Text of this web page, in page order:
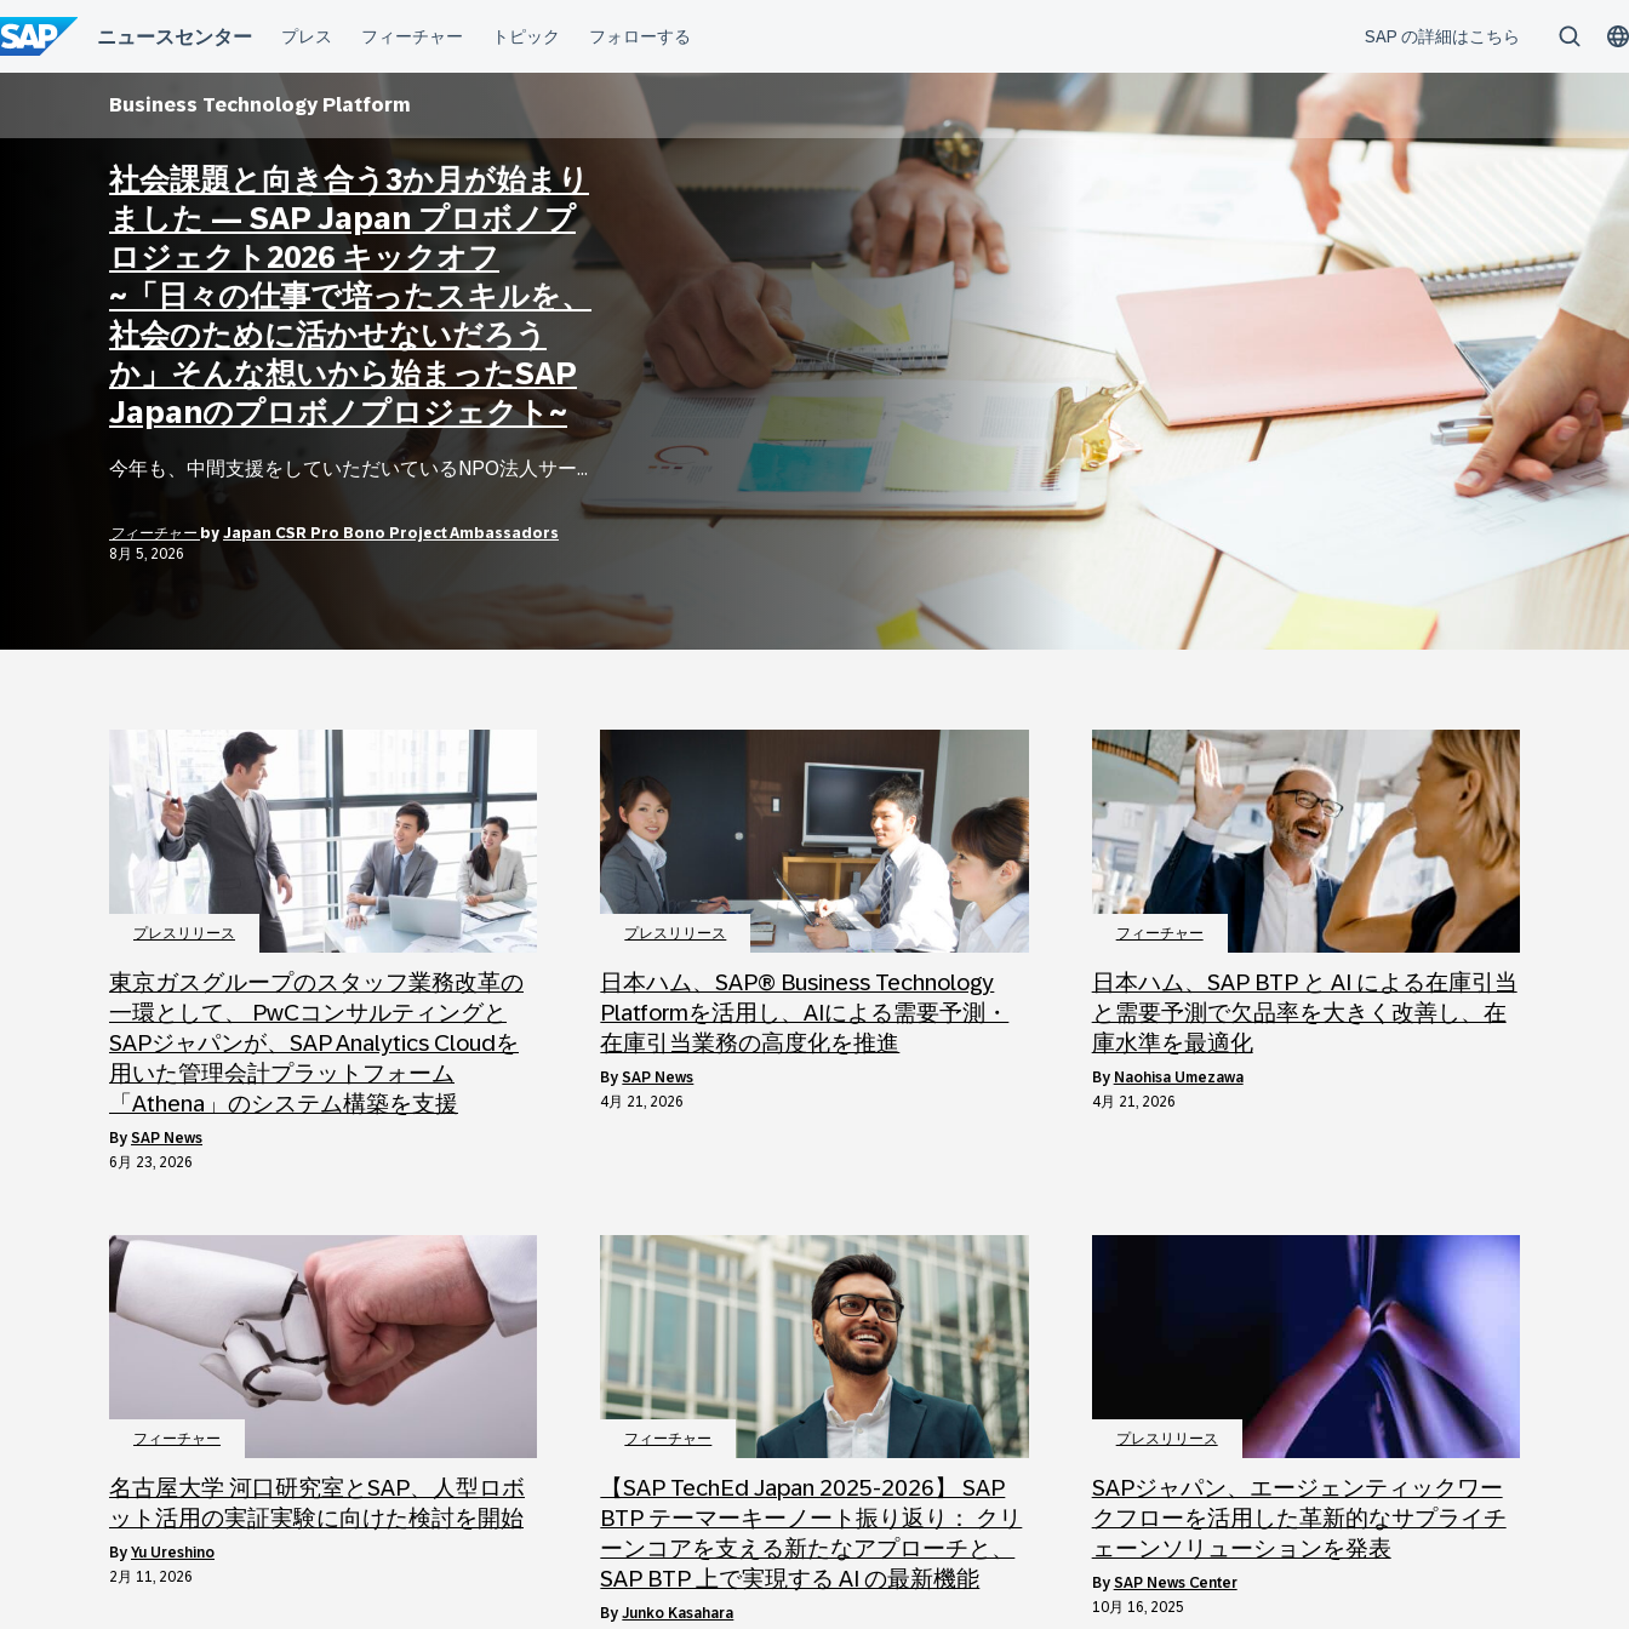
ン
テ
ン
Business Technology Platform
社会課題と向き合う3か月が始まり
ました ― SAP Japan プロボノプ
ロジェクト2026 キックオフ
~「日々の仕事で培ったスキルを、
社会のために活かせないだろう
か」そんな想いから始まったSAP
Japanのプロボノプロジェクト~
今年も、中間支援をしていただいているNPO法人サー...
フィーチャー by Japan CSR Pro Bono Project Ambassadors
8月 5, 2026
プレスリリース
東京ガスグループのスタッフ業務改革の
一環として、 PwCコンサルティングと
SAPジャパンが、SAP Analytics Cloudを
用いた管理会計プラットフォーム
「Athena」のシステム構築を支援
by SAP News
6月 23, 2026
プレスリリース
日本ハム、SAP® Business Technology
Platformを活用し、AIによる需要予測・
在庫引当業務の高度化を推進
bySAP News
4月 21, 2026
フィーチャー
日本ハム、SAP BTP と AI による在庫引当
と需要予測で欠品率を大きく改善し、在
庫水準を最適化
by Naohisa Umezawa
4月 21, 2026
フィーチャー
名古屋大学 河口研究室とSAP、人型ロボ
ット活用の実証実験に向けた検討を開始
by Yu Ureshino
2月 11, 2026
フィーチャー
【SAP TechEd Japan 2025-2026】 SAP
BTP テーマーキーノート振り返り： クリ
ーンコアを支える新たなアプローチと、
SAP BTP 上で実現する AI の最新機能
byJunko Kasahara
プレスリリース
SAPジャパン、エージェンティックワー
クフローを活用した革新的なサプライチ
ェーンソリューションを発表
by SAP News Center
10月 16, 2025